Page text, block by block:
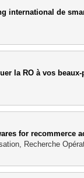
international de
la RO à vos beaux-
for recommerce
Recherche